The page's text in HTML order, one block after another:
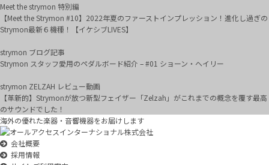
Meet the strymon 特別編
【Meet the Strymon #10】2022年夏のファーストインプレッション！進化し過ぎの
Strymon最新６機種！【イケシブLIVES】
strymon ブログ記事
Strymon スタッフ愛用のペダルボード紹介 – #01 ショーン・ヘイリー
strymon ZELZAH レビュー動画
【革新的】Strymonが放つ新型フェイザー「Zelzah」がこれまでの概念を覆す最高
のサウンドでした！
海外の優れた楽器・音響機器をお届けします
会社概要
採用情報